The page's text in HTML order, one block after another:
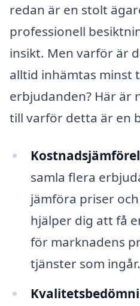
redan är en stolt
professionell
insikt. Men varför är
alltid inhämtas minst
erbjudanden? Här är
till varför detta är en
samla flera
jämföra priser
hjälper dig att få
för marknadens
tjänster som ingår.